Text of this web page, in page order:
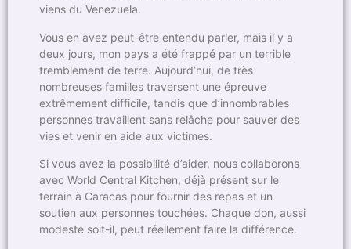
viens du Venezuela.
Vous en avez peut-être entendu parler, mais il y a
deux jours, mon pays a été frappé par un terrible
tremblement de terre. Aujourd’hui, de très
nombreuses familles traversent une épreuve
extrêmement difficile, tandis que d’innombrables
personnes travaillent sans relâche pour sauver des
vies et venir en aide aux victimes.
Si vous avez la possibilité d’aider, nous collaborons
avec World Central Kitchen, déjà présent sur le
terrain à Caracas pour fournir des repas et un
soutien aux personnes touchées. Chaque don, aussi
modeste soit-il, peut réellement faire la différence.